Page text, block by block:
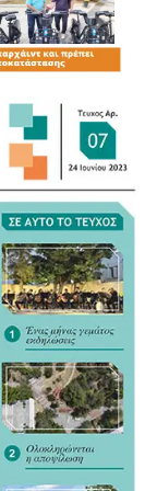
ως
όμως κριτική
«Η
σημείωσε,
έχουν πολύ
νέου